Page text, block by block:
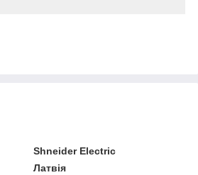
Shneider Electric
Латвія